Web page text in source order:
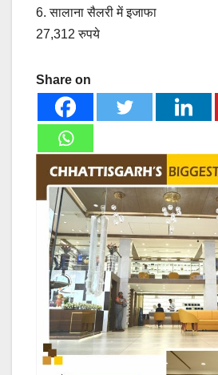
6. सालाना सैलरी में इजाफा
27,312 रुपये
Share on